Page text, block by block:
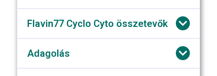
Flavin77 Cyclo Cyto összetevők
Adagolás